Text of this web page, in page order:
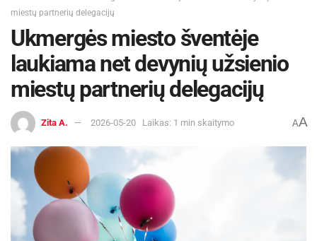
miestų partnerių delegacijų
Ukmergės miesto šventėje
laukiama net devynių užsienio
miestų partnerių delegacijų
Zita A. 2026-05-20 Laikas: 1 min skaitymo AA